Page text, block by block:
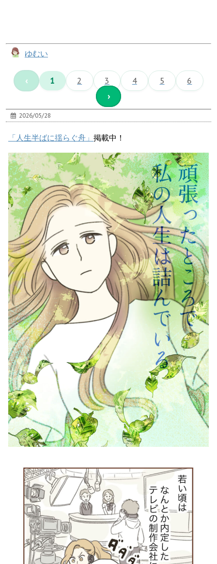
ゆむい
‹ 1 2 3 4 5
6
›
2026/05/28
「人生半ばに揺らぐ舟」 掲載中！